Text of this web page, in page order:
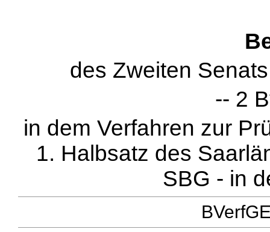
des Zweiten
-- 2
in dem Verfahren zur
1. Halbsatz des
SBG - in